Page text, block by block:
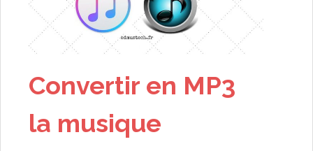
Convertir en MP3
la musique